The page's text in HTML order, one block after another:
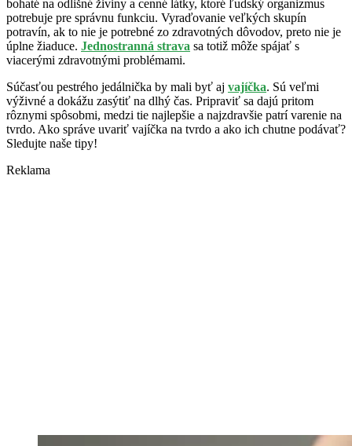
bohaté na odlišné živiny a cenné látky, ktoré ľudský organizmus
potrebuje pre správnu funkciu. Vyraďovanie veľkých skupín
potravín, ak to nie je potrebné zo zdravotných dôvodov, preto nie je
úplne žiaduce. Jednostranná strava sa totiž môže spájať s
viacerými zdravotnými problémami.
Súčasťou pestrého jedálnička by mali byť aj vajíčka. Sú veľmi
výživné a dokážu zasýtiť na dlhý čas. Pripraviť sa dajú pritom
rôznymi spôsobmi, medzi tie najlepšie a najzdravšie patrí varenie na
tvrdo. Ako správe uvariť vajíčka na tvrdo a ako ich chutne podávať?
Sledujte naše tipy!
Reklama